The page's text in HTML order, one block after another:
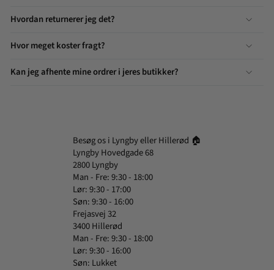
Hvordan returnerer jeg det?
Hvor meget koster fragt?
Kan jeg afhente mine ordrer i jeres butikker?
Besøg os i Lyngby eller Hillerød 🏠
Lyngby Hovedgade 68
2800 Lyngby
Man - Fre: 9:30 - 18:00
Lør: 9:30 - 17:00
Søn: 9:30 - 16:00
Frejasvej 32
3400 Hillerød
Man - Fre: 9:30 - 18:00
Lør: 9:30 - 16:00
Søn: Lukket